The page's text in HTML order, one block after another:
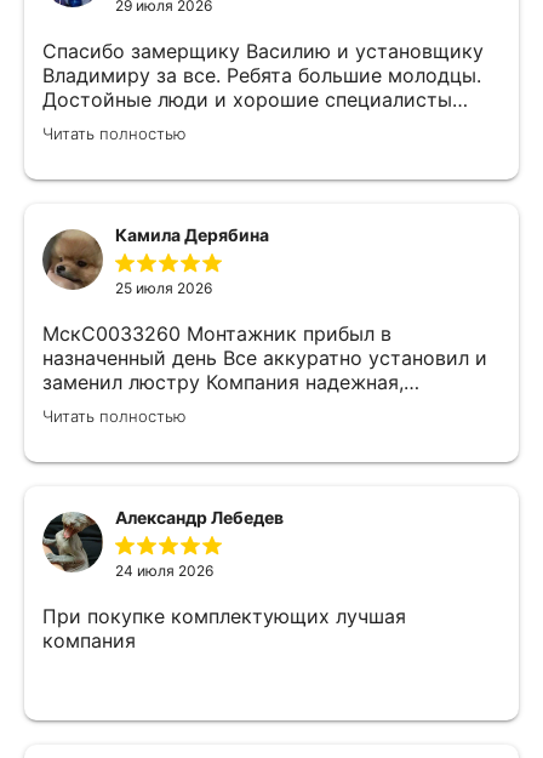
29 июля 2026
Спасибо замерщику Василию и установщику
Владимиру за все. Ребята большие молодцы.
Достойные люди и хорошие специалисты
своего дела. Молодцы просто, нет слов.
Читать полностью
Камила Дерябина
25 июля 2026
МскС0033260 Монтажник прибыл в
назначенный день Все аккуратно установил и
заменил люстру Компания надежная,
изначально был заключен договор с
замерщиком Делают приятные скидки Не
Читать полностью
Александр Лебедев
24 июля 2026
При покупке комплектующих лучшая
компания